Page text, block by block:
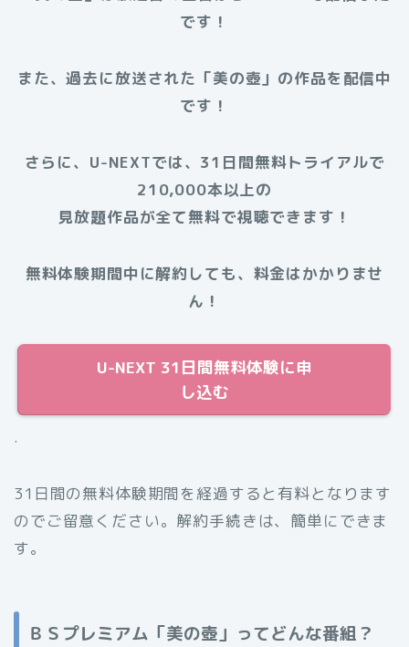
です！
また、過去に放送された「美の壺」の作品を配信中
です！
さらに、U-NEXTでは、31日間無料トライアルで
210,000本以上の
見放題作品が全て無料で視聴できます！
無料体験期間中に解約しても、料金はかかりませ
ん！
U-NEXT 31日間無料体験に申
し込む
.
31日間の無料体験期間を経過すると有料となります
のでご留意ください。解約手続きは、簡単にできま
す。
ＢＳプレミアム「美の壺」ってどんな番組？